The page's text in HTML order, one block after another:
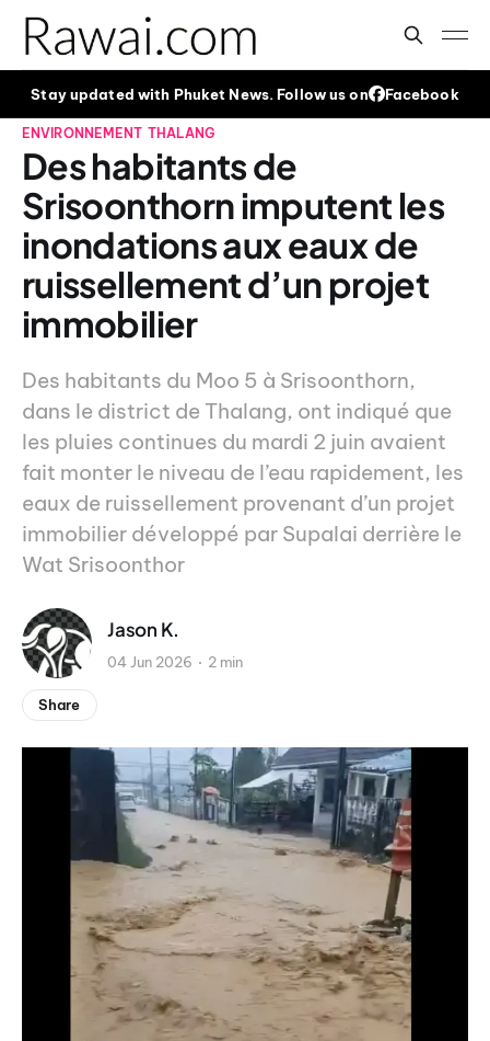
Stay updated with Phuket News. Follow us on Facebook
ENVIRONNEMENT THALANG
Des habitants de
Srisoonthorn imputent les
inondations aux eaux de
ruissellement d’un projet
immobilier
Des habitants du Moo 5 à Srisoonthorn,
dans le district de Thalang, ont indiqué que
les pluies continues du mardi 2 juin avaient
fait monter le niveau de l’eau rapidement, les
eaux de ruissellement provenant d’un projet
immobilier développé par Supalai derrière le
Wat Srisoonthor
Jason K.
04 Jun 2026 2 min
Share